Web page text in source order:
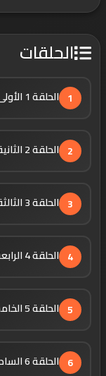
الحلقات
1 الحلقة 1 الأولى
2 الحلقة 2 الثانية
3 الحلقة 3 الثالثة
4 الحلقة 4 الرابعة
5 الحلقة 5 الخامسة
6 الحلقة 6 السادسة